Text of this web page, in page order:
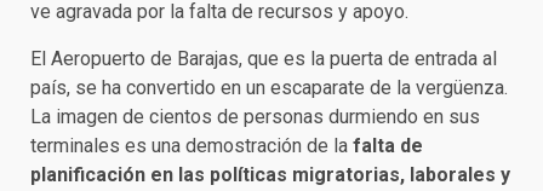
ve agravada por la falta de recursos y apoyo.
El Aeropuerto de Barajas, que es la puerta de entrada al
país, se ha convertido en un escaparate de la vergüenza.
La imagen de cientos de personas durmiendo en sus
terminales es una demostración de la falta de
planificación en las políticas migratorias, laborales y